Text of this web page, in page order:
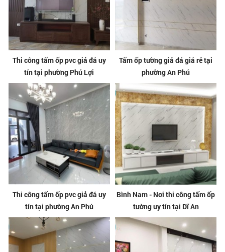
Thi công tấm ốp pvc giả đá uy
tín tại phường Phú Lợi
Tấm ốp tường giả đá giá rẻ tại
phường An Phú
Thi công tấm ốp pvc giả đá uy
tín tại phường An Phú
Bình Nam - Nơi thi công tấm ốp
tường uy tín tại Dĩ An